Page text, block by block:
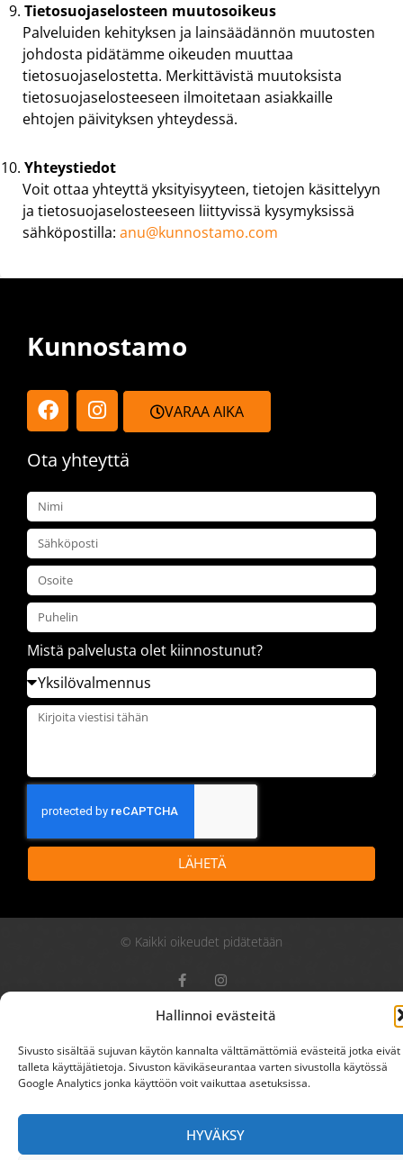
Hallinnoi evästeitä
Sivusto sisältää sujuvan käytön kannalta välttämättömiä evästeitä jotka eivät
talleta käyttäjätietoja. Sivuston kävikäseurantaa varten sivustolla käytössä
Google Analytics jonka käyttöön voit vaikuttaa asetuksissa.
HYVÄKSY
Tietosuojaselosteen muutosoikeus
Palveluiden kehityksen ja lainsäädännön muutosten
johdosta pidätämme oikeuden muuttaa
tietosuojaselostetta. Merkittävistä muutoksista
tietosuojaselosteeseen ilmoitetaan asiakkaille
ehtojen päivityksen yhteydessä.
Yhteystiedot
Voit ottaa yhteyttä yksityisyyteen, tietojen käsittelyyn
ja tietosuojaselosteeseen liittyvissä kysymyksissä
sähköpostilla: anu@kunnostamo.com
Kunnostamo
VARAA AIKA
Ota yhteyttä
Mistä palvelusta olet kiinnostunut?
LÄHETÄ
© Kaikki oikeudet pidätetään